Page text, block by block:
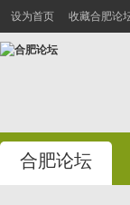
设为首页 收藏合肥论
合肥论坛